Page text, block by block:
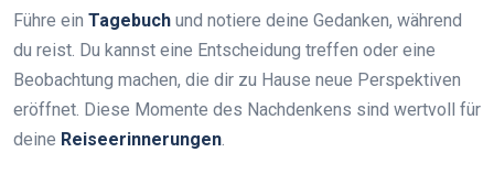
Führe ein Tagebuch und notiere deine Gedanken, während
du reist. Du kannst eine Entscheidung treffen oder eine
Beobachtung machen, die dir zu Hause neue Perspektiven
eröffnet. Diese Momente des Nachdenkens sind wertvoll für
deine Reiseerinnerungen.